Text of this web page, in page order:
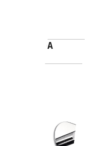
A1020A